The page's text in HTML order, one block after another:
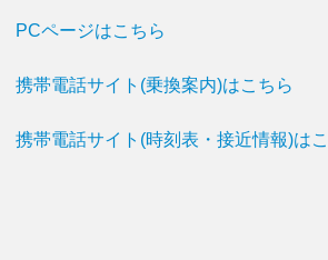
PCページはこちら
携帯電話サイト(乗換案内)はこちら
携帯電話サイト(時刻表・接近情報)は